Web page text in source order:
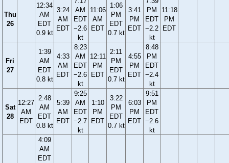
Thu
26
12:34
AM
EDT
0.9 kt
3:24
AM
EDT
AM
EDT
−2.6
kt
11:06
AM
EDT
1:06
PM
EDT
0.7 kt
3:41
PM
EDT
PM
EDT
−2.2
kt
11:18
PM
EDT
Fri
27
1:39
AM
EDT
0.8 kt
4:33
AM
EDT
8:23
AM
EDT
−2.6
kt
12:11
PM
EDT
2:11
PM
EDT
0.7 kt
4:55
PM
EDT
8:48
PM
EDT
−2.4
kt
Sat
28
12:27
AM
EDT
2:48
AM
EDT
0.8 kt
5:39
AM
EDT
9:25
AM
EDT
−2.7
kt
1:10
PM
EDT
3:22
PM
EDT
0.7 kt
6:03
PM
EDT
9:51
PM
EDT
−2.6
kt
4:09
AM
EDT